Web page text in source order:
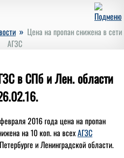
» Цена на пропан снижена в сети
АГЗС
в СПб и Лен. области
2016 года цена на пропан
на 10 коп. на всехАГЗС
и Ленинградской области.